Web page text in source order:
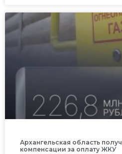
Архангельская область
компенсации за оплату ЖКУ